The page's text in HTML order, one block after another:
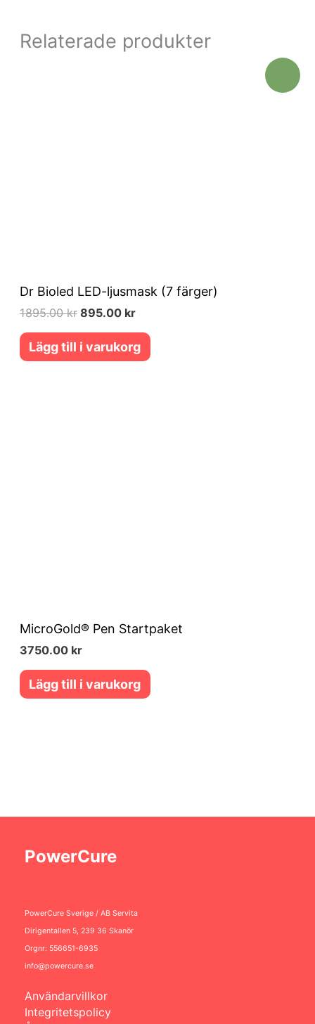
Relaterade produkter
Dr Bioled LED-ljusmask (7 färger)
1895.00kr 895.00 kr
Lägg till i varukorg
MicroGold® Pen Startpaket
3750.00 kr
Lägg till i varukorg
PowerCure
PowerCure Sverige / AB Servita
Dirigentallen 5, 239 36 Skanör
Orgnr: 556651-6935
info@powercure.se
Användarvillkor
Integritetspolicy